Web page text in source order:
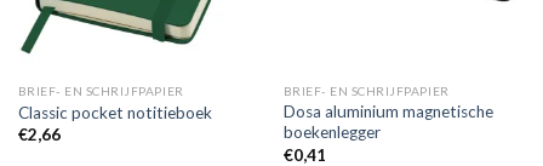
BRIEF- EN SCHRIJFPAPIER
Classic pocket notitieboek
€2,66
BRIEF- EN SCHRIJFPAPIER
Dosa aluminium magnetische
boekenlegger
€0,41